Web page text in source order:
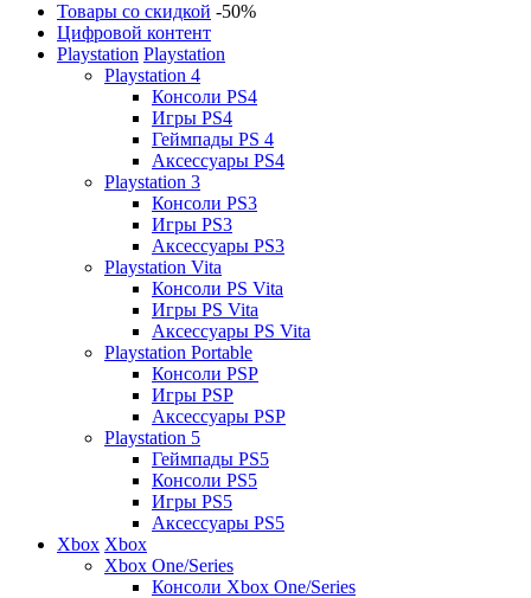
Товары со скидкой -50%
Цифровой контент
Playstation Playstation
Playstation 4
Консоли PS4
Игры PS4
Геймпады PS 4
Аксессуары PS4
Playstation 3
Консоли PS3
Игры PS3
Аксессуары PS3
Playstation Vita
Консоли PS Vita
Игры PS Vita
Аксессуары PS Vita
Playstation Portable
Консоли PSP
Игры PSP
Аксессуары PSP
Playstation 5
Геймпады PS5
Консоли PS5
Игры PS5
Аксессуары PS5
Xbox Xbox
Xbox One/Series
Консоли Xbox One/Series